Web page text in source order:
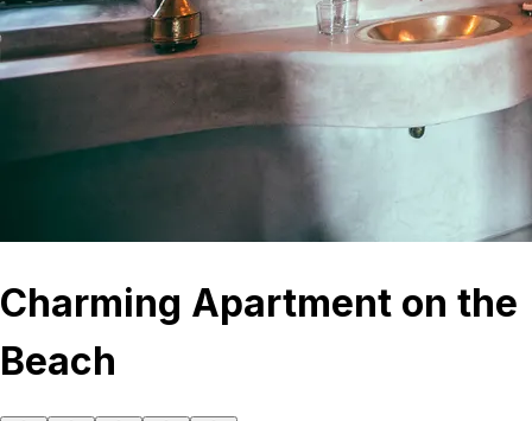
Charming Apartment on the
Beach